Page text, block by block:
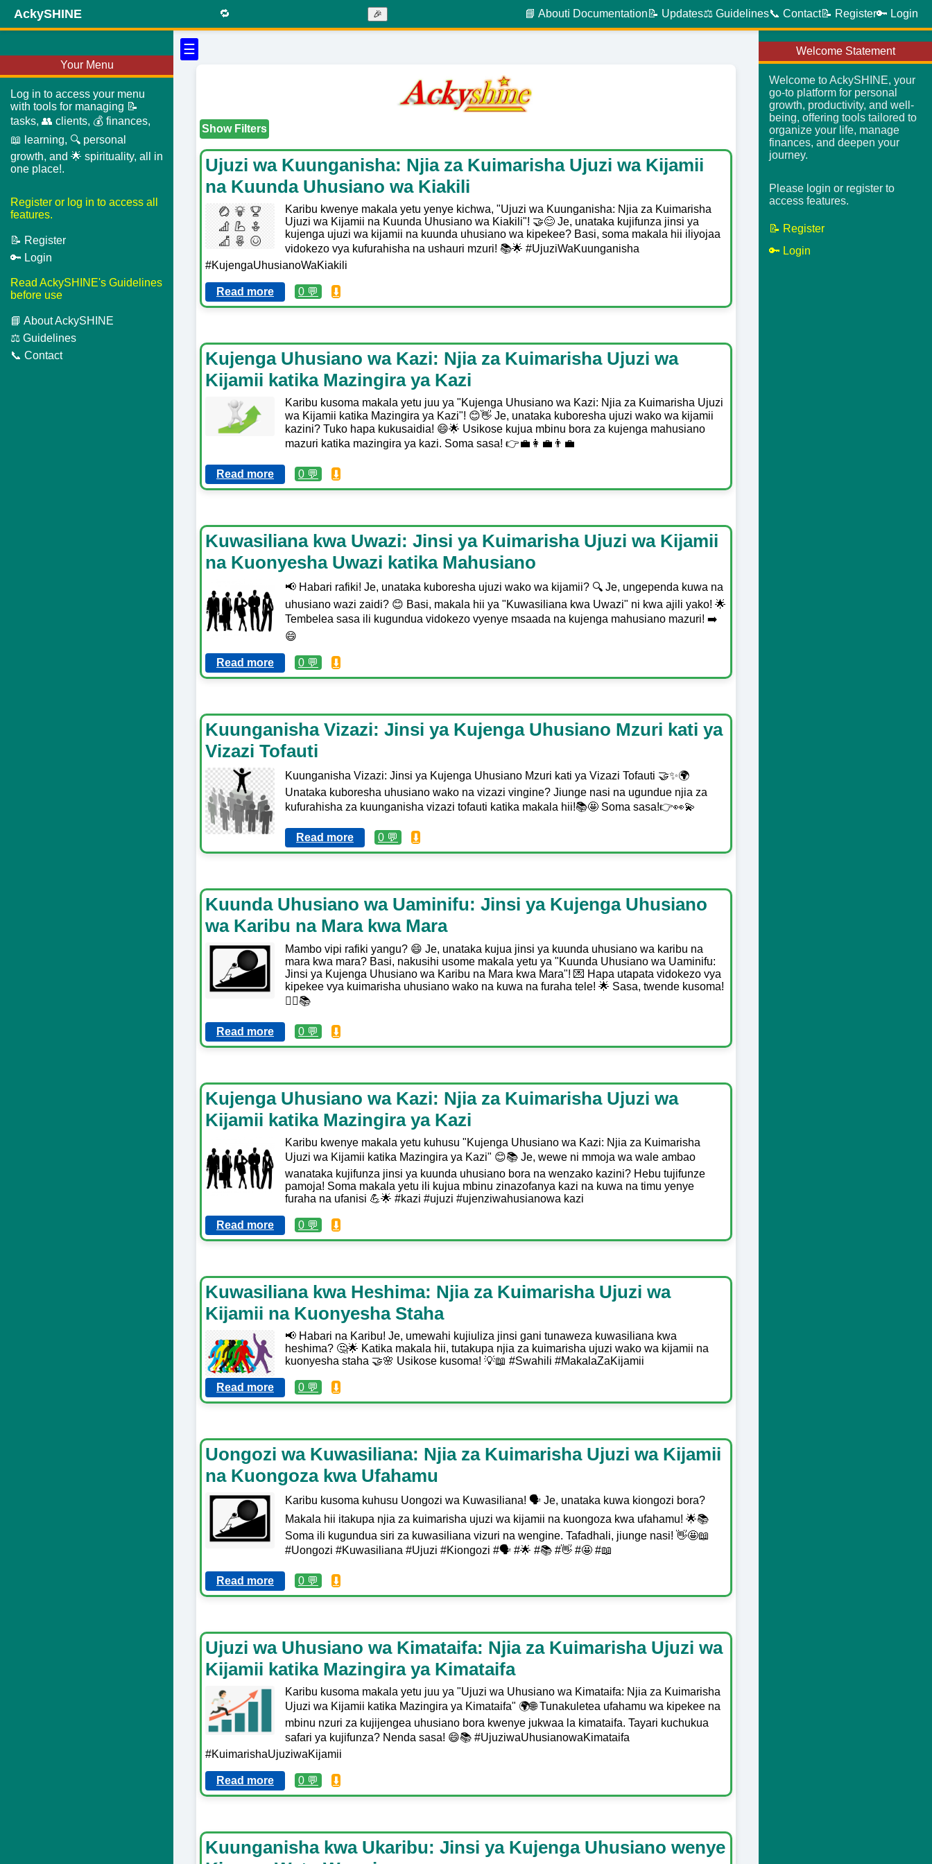
Your Menu
Log in to access your menu
with tools for managing 📝
tasks, 👥 clients, 💰 finances,
📖 learning, 🔍 personal
growth, and 🌟 spirituality, all in
one place!.
Register or log in to access all
features.
📝 Register
🔑 Login
Read AckySHINE's Guidelines
before use
📘 About AckySHINE
⚖️ Guidelines
📞 Contact
☰ Welcome Statement
Welcome to AckySHINE, your
go-to platform for personal
growth, productivity, and well-
being, offering tools tailored to
organize your life, manage
finances, and deepen your
journey.
Please login or register to
access features.
📝 Register
🔑 Login
AckySHINE 🔁 🎉 📘 Aboutℹ️ Documentation 📝 Updates⚖️ Guidelines📞 Contact📝 Register🔑 Login
Show Filters
Ujuzi wa Kuunganisha: Njia za Kuimarisha Ujuzi wa Kijamii
na Kuunda Uhusiano wa Kiakili
Karibu kwenye makala yetu yenye kichwa, "Ujuzi wa Kuunganisha: Njia za Kuimarisha
Ujuzi wa Kijamii na Kuunda Uhusiano wa Kiakili"! 🤝😊 Je, unataka kujifunza jinsi ya
kujenga ujuzi wa kijamii na kuunda uhusiano wa kipekee? Basi, soma makala hii iliyojaa
vidokezo vya kufurahisha na ushauri mzuri! 📚🌟 #UjuziWaKuunganisha
#KujengaUhusianoWaKiakili
Read more 0 💬 ⬇️
Kujenga Uhusiano wa Kazi: Njia za Kuimarisha Ujuzi wa
Kijamii katika Mazingira ya Kazi
Karibu kusoma makala yetu juu ya "Kujenga Uhusiano wa Kazi: Njia za Kuimarisha Ujuzi
wa Kijamii katika Mazingira ya Kazi"! 😊👋 Je, unataka kuboresha ujuzi wako wa kijamii
kazini? Tuko hapa kukusaidia! 😄🌟 Usikose kujua mbinu bora za kujenga mahusiano
mazuri katika mazingira ya kazi. Soma sasa! 👉💼👩‍💼👨‍💼
Read more 0 💬 ⬇️
Kuwasiliana kwa Uwazi: Jinsi ya Kuimarisha Ujuzi wa Kijamii
na Kuonyesha Uwazi katika Mahusiano
📢 Habari rafiki! Je, unataka kuboresha ujuzi wako wa kijamii? 🔍 Je, ungependa kuwa na
uhusiano wazi zaidi? 😊 Basi, makala hii ya "Kuwasiliana kwa Uwazi" ni kwa ajili yako! 🌟
Tembelea sasa ili kugundua vidokezo vyenye msaada na kujenga mahusiano mazuri! ➡️
😄
Read more 0 💬 ⬇️
Kuunganisha Vizazi: Jinsi ya Kujenga Uhusiano Mzuri kati ya
Vizazi Tofauti
Kuunganisha Vizazi: Jinsi ya Kujenga Uhusiano Mzuri kati ya Vizazi Tofauti 🤝✨🌍
Unataka kuboresha uhusiano wako na vizazi vingine? Jiunge nasi na ugundue njia za
kufurahisha za kuunganisha vizazi tofauti katika makala hii!📚🤩 Soma sasa!👉👀💫
Read more 0 💬 ⬇️
Kuunda Uhusiano wa Uaminifu: Jinsi ya Kujenga Uhusiano
wa Karibu na Mara kwa Mara
Mambo vipi rafiki yangu? 😄 Je, unataka kujua jinsi ya kuunda uhusiano wa karibu na
mara kwa mara? Basi, nakusihi usome makala yetu ya "Kuunda Uhusiano wa Uaminifu:
Jinsi ya Kujenga Uhusiano wa Karibu na Mara kwa Mara"! 💌 Hapa utapata vidokezo vya
kipekee vya kuimarisha uhusiano wako na kuwa na furaha tele! 🌟 Sasa, twende kusoma!
👉🏼📚
Read more 0 💬 ⬇️
Kujenga Uhusiano wa Kazi: Njia za Kuimarisha Ujuzi wa
Kijamii katika Mazingira ya Kazi
Karibu kwenye makala yetu kuhusu "Kujenga Uhusiano wa Kazi: Njia za Kuimarisha
Ujuzi wa Kijamii katika Mazingira ya Kazi" 😊📚 Je, wewe ni mmoja wa wale ambao
wanataka kujifunza jinsi ya kuunda uhusiano bora na wenzako kazini? Hebu tujifunze
pamoja! Soma makala yetu ili kujua mbinu zinazofanya kazi na kuwa na timu yenye
furaha na ufanisi 💪🌟 #kazi #ujuzi #ujenziwahusianowa kazi
Read more 0 💬 ⬇️
Kuwasiliana kwa Heshima: Njia za Kuimarisha Ujuzi wa
Kijamii na Kuonyesha Staha
📢 Habari na Karibu! Je, umewahi kujiuliza jinsi gani tunaweza kuwasiliana kwa
heshima? 🤔🌟 Katika makala hii, tutakupa njia za kuimarisha ujuzi wako wa kijamii na
kuonyesha staha 🤝🌸 Usikose kusoma! 💡📖 #Swahili #MakalaZaKijamii
Read more 0 💬 ⬇️
Uongozi wa Kuwasiliana: Njia za Kuimarisha Ujuzi wa Kijamii
na Kuongoza kwa Ufahamu
Karibu kusoma kuhusu Uongozi wa Kuwasiliana! 🗣️ Je, unataka kuwa kiongozi bora?
Makala hii itakupa njia za kuimarisha ujuzi wa kijamii na kuongoza kwa ufahamu! 🌟📚
Soma ili kugundua siri za kuwasiliana vizuri na wengine. Tafadhali, jiunge nasi! 👋🤩📖
#Uongozi #Kuwasiliana #Ujuzi #Kiongozi #🗣️ #🌟 #📚 #👋 #🤩 #📖
Read more 0 💬 ⬇️
Ujuzi wa Uhusiano wa Kimataifa: Njia za Kuimarisha Ujuzi wa
Kijamii katika Mazingira ya Kimataifa
Karibu kusoma makala yetu juu ya "Ujuzi wa Uhusiano wa Kimataifa: Njia za Kuimarisha
Ujuzi wa Kijamii katika Mazingira ya Kimataifa" 🌍🌐 Tunakuletea ufahamu wa kipekee na
mbinu nzuri za kujijengea uhusiano bora kwenye jukwaa la kimataifa. Tayari kuchukua
safari ya kujifunza? Nenda sasa! 😄📚 #UjuziwaUhusianowaKimataifa
#KuimarishaUjuziwaKijamii
Read more 0 💬 ⬇️
Kuunganisha kwa Ukaribu: Jinsi ya Kujenga Uhusiano wenye